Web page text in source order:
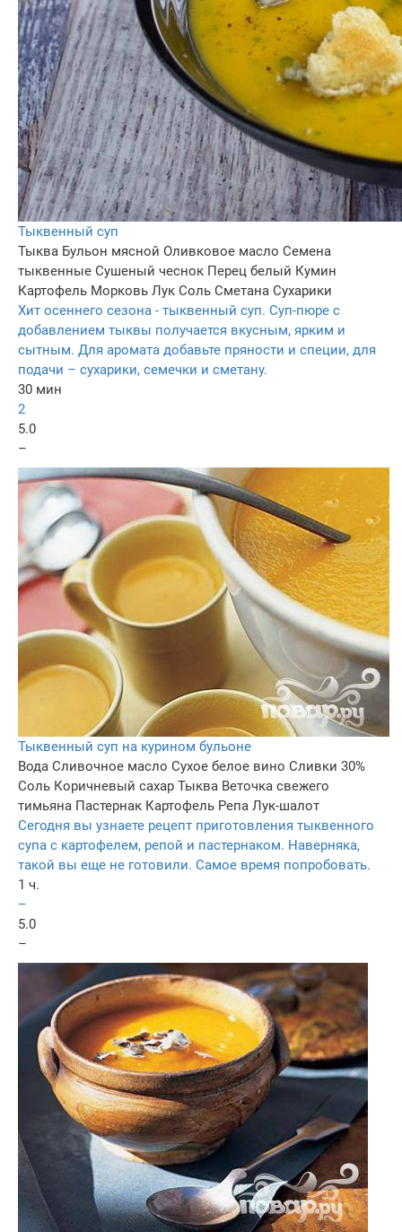
Тыквенный суп
Тыква Бульон мясной Оливковое масло Семена
тыквенные Сушеный чеснок Перец белый Кумин
Картофель Морковь Лук Соль Сметана Сухарики
Хит осеннего сезона - тыквенный суп. Суп-пюре с
добавлением тыквы получается вкусным, ярким и
сытным. Для аромата добавьте пряности и специи, для
подачи – сухарики, семечки и сметану.
30 мин
2
5.0
–
Тыквенный суп на курином бульоне
Вода Сливочное масло Сухое белое вино Сливки 30%
Соль Коричневый сахар Тыква Веточка свежего
тимьяна Пастернак Картофель Репа Лук-шалот
Сегодня вы узнаете рецепт приготовления тыквенного
супа с картофелем, репой и пастернаком. Наверняка,
такой вы еще не готовили. Самое время попробовать.
1 ч.
–
5.0
–